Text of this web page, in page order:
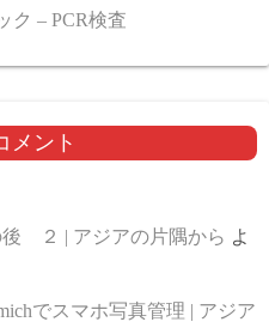
ク – PCR検査
メント
後 ２ | アジアの片隅から よ
でスマホ写真管理 | アジア